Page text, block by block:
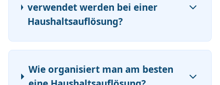
verwendet werden bei einer
Haushaltsauflösung?
Wie organisiert man am besten